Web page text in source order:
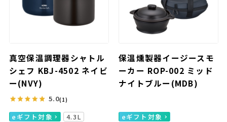
真空保温調理器シャトル
シェフ KBJ-4502 ネイビ
ー(NVY)
5.0(1)
eギフト対象
4.3L
保温燻製器イージースモ
ーカー ROP-002 ミッド
ナイトブルー(MDB)
eギフト対象